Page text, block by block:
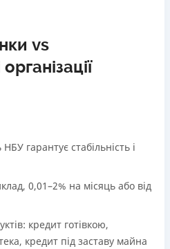
vs
гарантує стабільність і
0,01–2% на місяць або від
кредит готівкою,
кредит під заставу майна